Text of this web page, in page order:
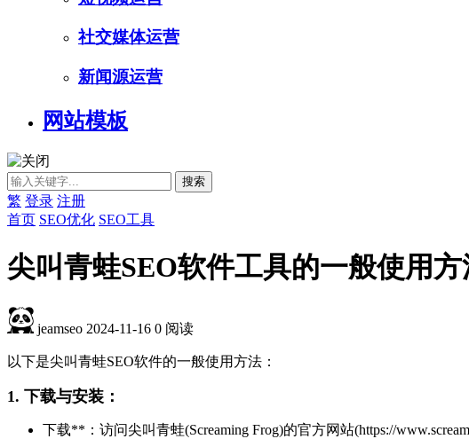
社交媒体运营
新闻源运营
网站模板
繁 登录 注册
首页 SEO优化 SEO工具
尖叫青蛙SEO软件工具的一般使用方
jeamseo 2024-11-16 0 阅读
以下是尖叫青蛙SEO软件的一般使用方法：
1. 下载与安装：
下载**：访问尖叫青蛙(Screaming Frog)的官方网站(https://